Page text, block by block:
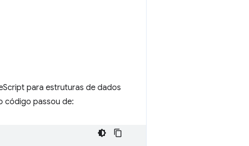
para estruturas de dados
código passou de: